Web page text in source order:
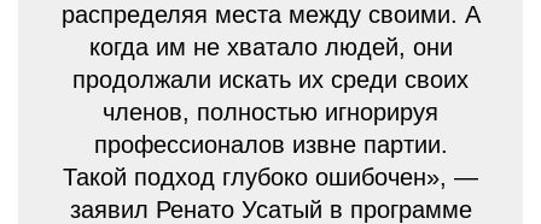
распределяя места между своими. А
когда им не хватало людей, они
продолжали искать их среди своих
членов, полностью игнорируя
профессионалов извне партии.
Такой подход глубоко ошибочен», —
заявил Ренато Усатый в программе